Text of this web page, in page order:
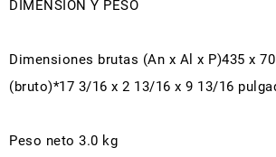
DIMENSIÓN Y PESO
Dimensiones brutas (An x Al x P)435 x
(bruto)*17 3/16 x 2 13/16 x 9 13/16
Peso neto 3.0 kg